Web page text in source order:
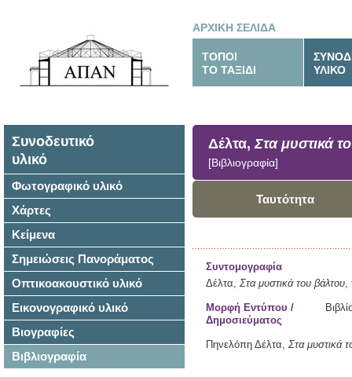
ΑΡΧΙΚΗ ΣΕΛΙΔΑ
ΤΟΠΟΙ
ΤΟ ΤΑΞΙΔΙ
ΥΛΙΚΟ
Συνοδευτικό
υλικό
Φωτογραφικό υλικό
Χάρτες
Κείμενα
Σημειώσεις Πανοράματος
Οπτικοακουστικό υλικό
Εικονογραφικό υλικό
Βιογραφίες
Βιβλιογραφία
Δέλτα,Στα μυστικά
[Βιβλιογραφία]
Ταυτότητα
Συντομογραφία
Δέλτα, Στα μυστικά του βάλτου,
Μορφή Εντύπου /
Δημοσιεύματος
Πηνελόπη Δέλτα, Στα μυστικά